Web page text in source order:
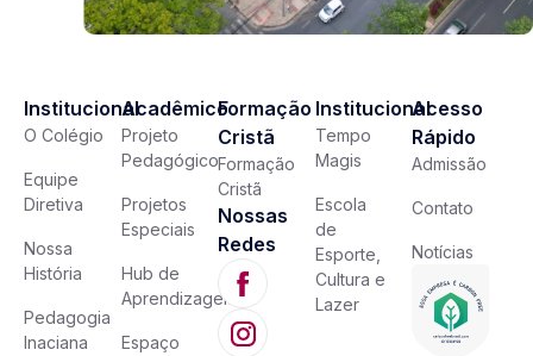
Institucional
O Colégio
Equipe
Diretiva
Nossa
História
Pedagogia
Inaciana
Acadêmico
Projeto
Pedagógico
Projetos
Especiais
Hub de
Aprendizagem
Espaço
Formação
Cristã
Formação
Cristã
Nossas
Redes
Institucional
Tempo
Magis
Escola
de
Esporte,
Cultura e
Lazer
Acesso
Rápido
Admissão
Contato
Notícias